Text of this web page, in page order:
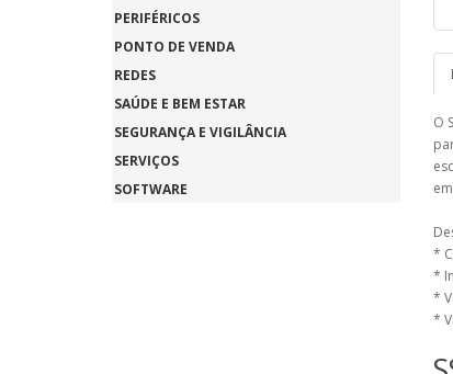
PERIFÉRICOS
PONTO DE VENDA
REDES
SAÚDE E BEM ESTAR
SEGURANÇA E VIGILÂNCIA
SERVIÇOS
SOFTWARE
O
*
*
*
*